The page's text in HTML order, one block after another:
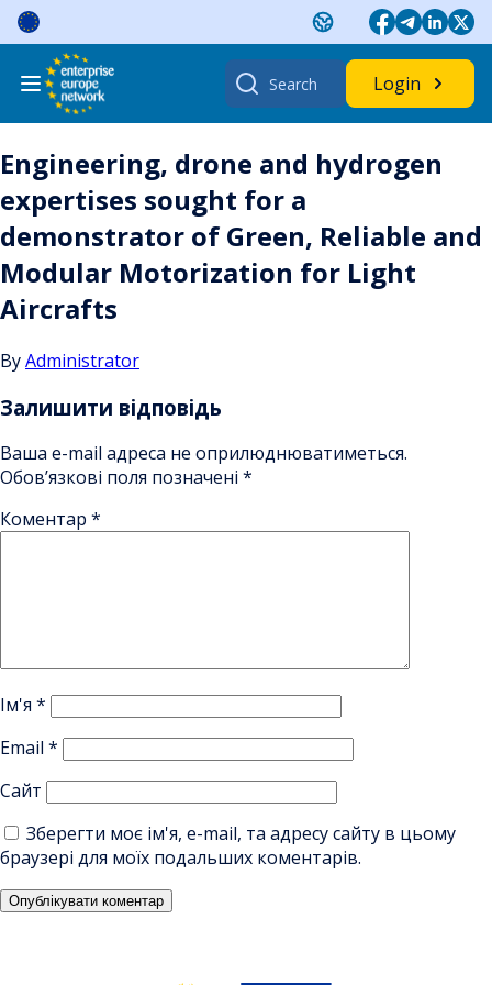
Skip
content
Search
for:
Login
Engineering, drone and hydrogen
expertises sought for a
demonstrator of Green, Reliable and
Modular Motorization for Light
Aircrafts
ByAdministrator
Залишити відповідь
Ваша e-mail адреса не оприлюднюватиметься.
Обов’язкові поля позначені *
Коментар *
Ім'я *
Email *
Сайт
Зберегти моє ім'я, e-mail, та адресу сайту в цьому
браузері для моїх подальших коментарів.